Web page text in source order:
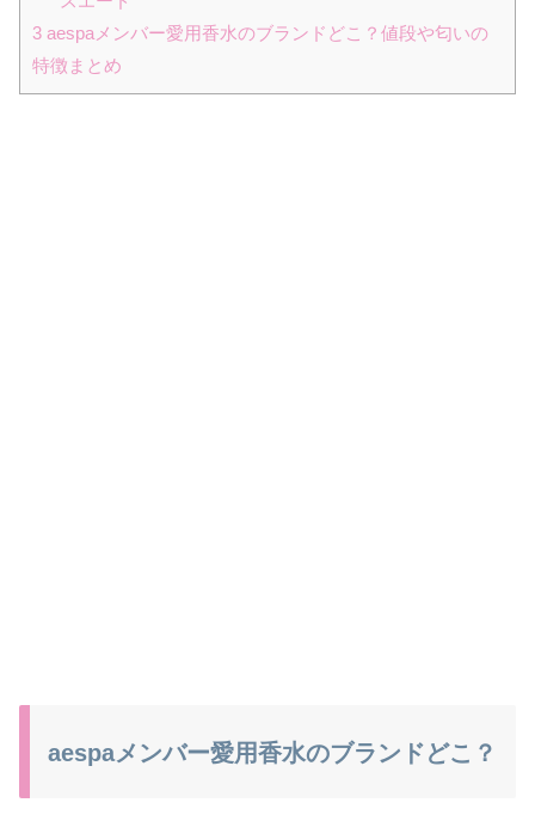
3 aespaメンバー愛用香水のブランドどこ？値段や匂いの
特徴まとめ
aespaメンバー愛用香水のブランドどこ？